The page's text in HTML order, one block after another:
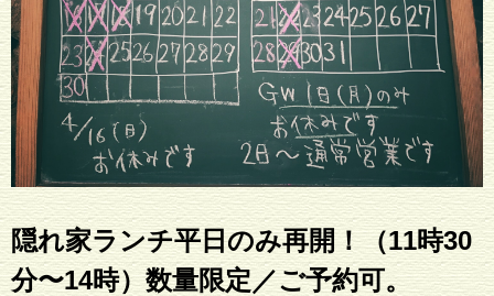
隠れ家ランチ平日のみ再開！（11時30
分〜14時）数量限定／ご予約可。